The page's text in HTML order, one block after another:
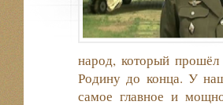
народ, который
Родину до конца. У
самое главное и